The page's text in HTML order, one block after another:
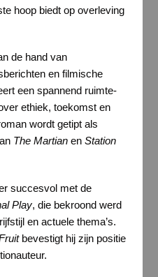
hoop biedt op overleving
de hand van
en filmische
een spannend ruimte-
ethiek, toekomst en
wordt getipt als
The Martianen Station
succesvol met de
Play, die bekroond werd
en actuele thema’s.
bevestigt hij zijn positie